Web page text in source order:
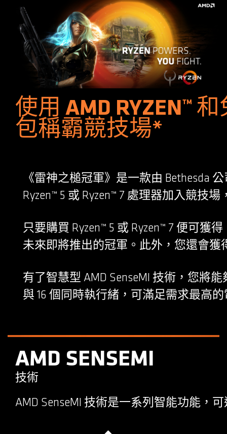
使用 AMD RYZEN™
包稱霸競技場*
《雷神之槌冠軍》是一款由 Bethesda
Ryzen™ 5 或 Ryzen™ 7 處理器加入競技
只要購買 Ryzen™ 5 或 Ryzen™ 7 便可
未來即將推出的冠軍。此外，您還會獲
有了智慧型 AMD SenseMI 技術，您將
與 16 個同時執行緒，可滿足需求最高
AMD SENSEMI
技術
AMD SenseMI 技術是一系列智能功能，